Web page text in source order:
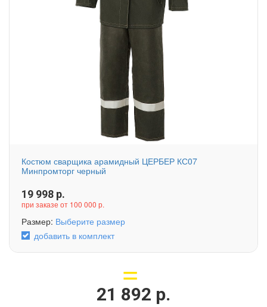
Костюм сварщика арамидный ЦЕРБЕР КС07
Минпромторг черный
19 998 р.
при заказе от 100 000 р.
Размер: Выберите размер
добавить в комплект
21 892 р.